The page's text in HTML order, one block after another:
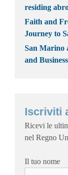
residing
Faith and
Journey to
San Marino
and
Iscriviti
Ricevi le
nel Regno
Il tuo nome